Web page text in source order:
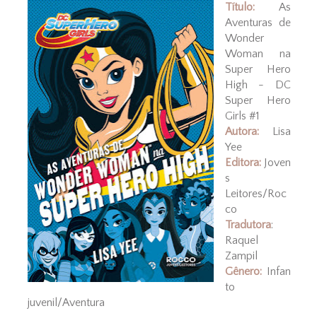
Título:As
Aventuras de
Wonder
Woman na
Super Hero
High - DC
Super Hero
Girls #1
Autora:Lisa
Yee
Editora:Joven
s
Leitores/Roc
co
Tradutora:
Raquel
Zampil
Gênero: Infan
to
juvenil/Aventura